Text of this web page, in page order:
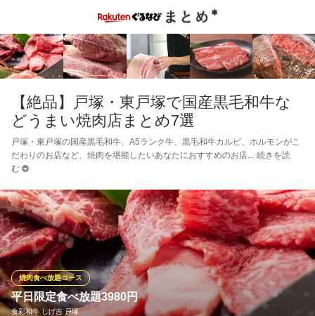
【絶品】戸塚・東戸塚で国産黒毛和牛な
どうまい焼肉店まとめ7選
戸塚・東戸塚の国産黒毛和牛、A5ランク牛、黒毛和牛カルビ、ホルモンがこ
だわりのお店など、焼肉を堪能したいあなたにおすすめのお店
続きを読
む
平日限定食べ放題3980円
食彩和牛 しげ吉 戸塚
焼肉食べ放題コース